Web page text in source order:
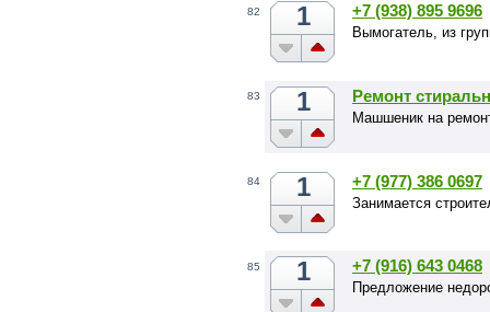
82 1 +7 (938) 895 9696
Вымогатель, из
83 1 Ремонт
Машшеник на
84 1 +7 (977) 386 0697
Занимается
85 1 +7 (916) 643 0468
Предложение